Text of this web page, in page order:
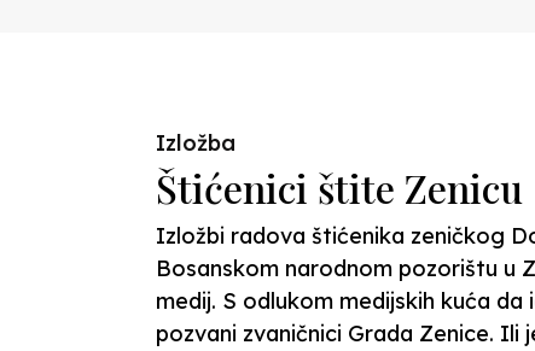
Izložba
Štićenici štite Zenicu
Izložbi radova štićenika zeničkog
Bosanskom narodnom pozorištu u
medij. S odlukom medijskih kuća
pozvani zvaničnici Grada Zenice.